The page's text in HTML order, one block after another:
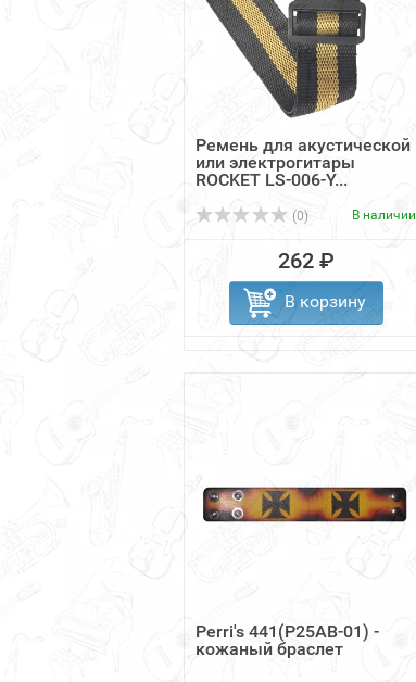
Ремень для акустической
или электрогитары
ROCKET LS-006-Y...
(0) В наличии
262 ₽
В корзину
Perri's 441(P25AB-01) -
кожаный браслет